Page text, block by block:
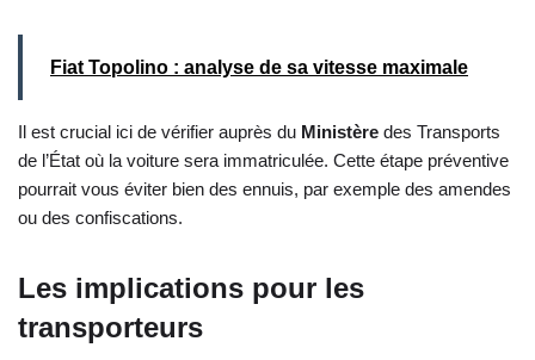
Fiat Topolino : analyse de sa vitesse maximale
Il est crucial ici de vérifier auprès du Ministère des Transports
de l’État où la voiture sera immatriculée. Cette étape préventive
pourrait vous éviter bien des ennuis, par exemple des amendes
ou des confiscations.
Les implications pour les
transporteurs